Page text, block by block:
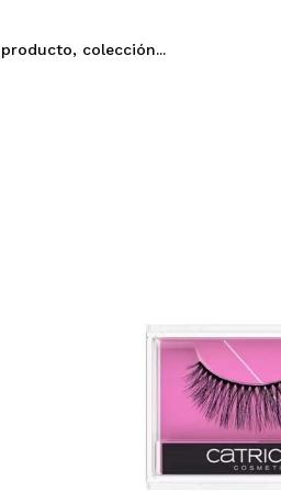
Al crear una cuenta
rápidamente, revisar
anteriores.
colori